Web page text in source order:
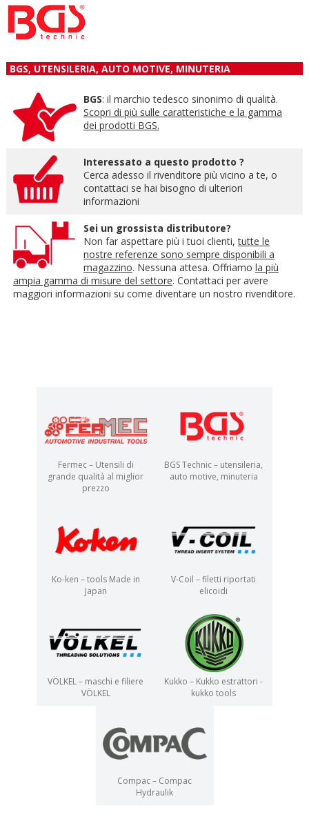
BGS, UTENSILERIA, AUTO MOTIVE, MINUTERIA
BGS: il marchio tedesco sinonimo di qualità.
Scopri di più sulle caratteristiche e la gamma
dei prodotti BGS.
Interessato a questo prodotto ?
Cerca adesso il rivenditore più vicino a te, o
contattaci se hai bisogno di ulteriori
informazioni
Sei un grossista distributore?
Non far aspettare più i tuoi clienti,tutte le
nostre referenze sono sempre disponibili a
magazzino. Nessuna attesa. Offriamo la più
ampia gamma di misure del settore. Contattaci per avere
maggiori informazioni su come diventare un nostro rivenditore.
Fermec – Utensili di
grande qualità al miglior
prezzo
BGS Technic – utensileria,
auto motive, minuteria
Ko-ken – tools Made in
Japan
V-Coil – filetti riportati
elicoidi
VÖLKEL – maschi e filiere
VÖLKEL
Kukko – Kukko estrattori -
kukko tools
Compac – Compac
Hydraulik